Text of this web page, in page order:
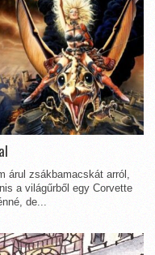
árul zsákbamacskát arról,
a világűrből egy Corvette
de...